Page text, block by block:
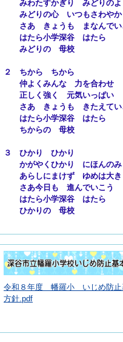
みわたすかぎり みどりのよ
みどりの心 いつもさわやか
さあ きょうも まなんでい
はたら小学深谷 はたら
みどりの 母校
２ ちから ちから
仲よくみんな 力を合わせ
正しく強く 元気いっぱい
さあ きょうも きたえてい
はたら小学深谷 はたら
ちからの 母校
３ ひかり ひかり
かがやくひかり にほんのみ
あらしにまけず ゆめは大き
さあ今日も 進んでいこう
はたら小学深谷 はたら
ひかりの 母校
令和８年度 幡羅小 いじめ防止
方針.pdf